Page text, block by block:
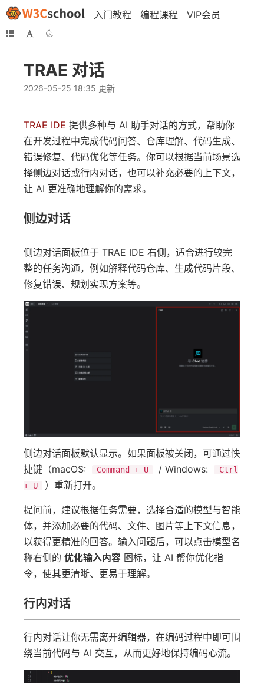
入门教程 编程课程 VIP会员
TRAE 对话
2026-05-25 18:35 更新
TRAE IDE 提供多种与 AI 助手对话的方式，帮助你
在开发过程中完成代码问答、仓库理解、代码生成、
错误修复、代码优化等任务。你可以根据当前场景选
择侧边对话或行内对话，也可以补充必要的上下文，
让 AI 更准确地理解你的需求。
侧边对话
侧边对话面板位于 TRAE IDE 右侧，适合进行较完
整的任务沟通，例如解释代码仓库、生成代码片段、
修复错误、规划实现方案等。
侧边对话面板默认显示。如果面板被关闭，可通过快
捷键（macOS:
Command + U / Windows:
Ctrl
+ U
）重新打开。
提问前，建议根据任务需要，选择合适的模型与智能
体，并添加必要的代码、文件、图片等上下文信息，
以获得更精准的回答。输入问题后，可以点击模型名
称右侧的 优化输入内容 图标，让 AI 帮你优化指
令，使其更清晰、更易于理解。
行内对话
行内对话让你无需离开编辑器，在编码过程中即可围
绕当前代码与 AI 交互，从而更好地保持编码心流。